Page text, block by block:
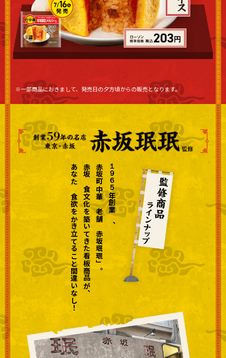
※一部商品におきまして、発売日の夕方頃からの販売となります。
１
９
６
５
年創業の、
赤坂町中華の老舗「赤坂珉珉」。
赤坂の食文化を築いてきた看板商品が、
あなたの食欲をかき立てること間違いなし！